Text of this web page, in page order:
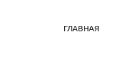
ГЛАВНАЯ